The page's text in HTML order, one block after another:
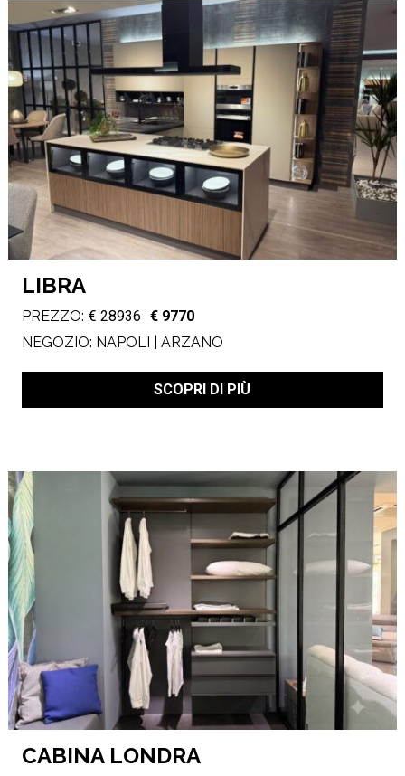
LIBRA
PREZZO: € 28936 € 9770
NEGOZIO: NAPOLI | ARZANO
SCOPRI DI PIÙ
CABINA LONDRA